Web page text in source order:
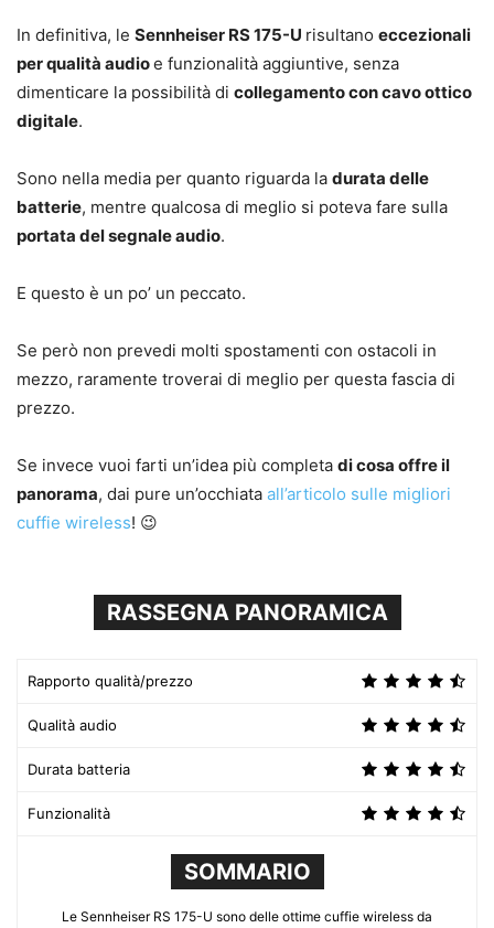
In definitiva, le Sennheiser RS 175-U risultano eccezionali
per qualità audioe funzionalità aggiuntive, senza
dimenticare la possibilità di collegamento con cavo ottico
digitale.
Sono nella media per quanto riguarda la durata delle
batterie, mentre qualcosa di meglio si poteva fare sulla
portata del segnale audio.
E questo è un po’ un peccato.
Se però non prevedi molti spostamenti con ostacoli in
mezzo, raramente troverai di meglio per questa fascia di
prezzo.
Se invece vuoi farti un’idea più completa di cosa offre il
panorama, dai pure un’occhiata all’articolo sulle migliori
cuffie wireless! 😉
RASSEGNA PANORAMICA
Rapporto qualità/prezzo
Qualità audio
Durata batteria
Funzionalità
SOMMARIO
Le Sennheiser RS 175-U sono delle ottime cuffie wireless da